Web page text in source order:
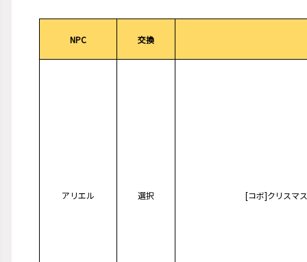
NPC 交換
アリエル 選択 [コボ]クリスマ